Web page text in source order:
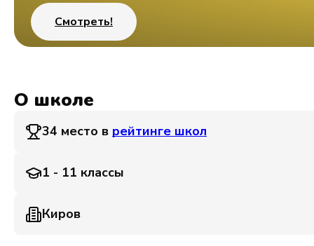
Смотреть!
О школе
34 место в рейтинге школ
1 - 11 классы
Киров